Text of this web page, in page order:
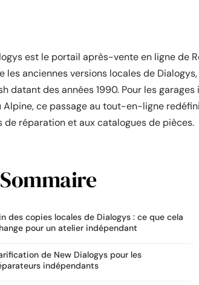
est le portail après-vente en ligne de
les anciennes versions locales de
datant des années 1990. Pour les
Alpine, ce passage au tout-en-ligne
de réparation et aux catalogues de pièces.
Sommaire
des copies locales de Dialogys : ce que cela
pour un atelier indépendant
de New Dialogys pour les
indépendants